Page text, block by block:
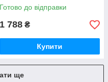
Готово до відправки
1 788 ₴
Купити
ще